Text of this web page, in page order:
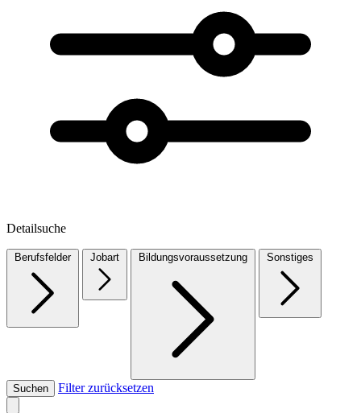
Detailsuche
Berufsfelder Jobart Bildungsvoraussetzung Sonstiges
Suchen Filter zurücksetzen